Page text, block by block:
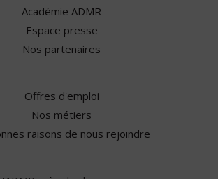
Académie ADMR
Espace presse
Nos partenaires
Offres d'emploi
Nos métiers
raisons de nous rejoindre